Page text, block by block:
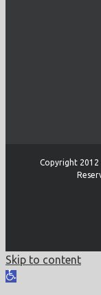
Copyright 2012
Skip to content
Open